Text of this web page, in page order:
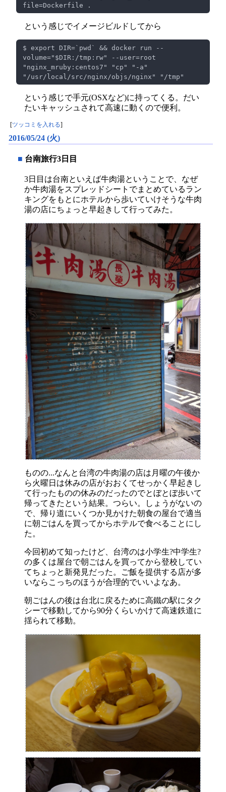
という感じでイメージビルドしてから
$ export DIR=`pwd` && docker run --
volume="$DIR:/tmp:rw" --user=root
"nginx_mruby:centos7" "cp" "-a"
という感じで手元(OSXなど)に持ってくる。だい
たいキャッシュされて高速に動くので便利。
[ツッコミを入れる]
2016/05/24 (火)
■ 台南旅行3日目
3日目は台南といえば牛肉湯ということで、なぜ
か牛肉湯をスプレッドシートでまとめているラン
キングをもとにホテルから歩いていけそうな牛肉
湯の店にちょっと早起きして行ってみた。
ものの...なんと台湾の牛肉湯の店は月曜の午後か
ら火曜日は休みの店がおおくてせっかく早起きし
て行ったものの休みのだったのでとぼとぼ歩いて
帰ってきたという結果。つらい。しょうがないの
で、帰り道にいくつか見かけた朝食の屋台で適当
に朝ごはんを買ってからホテルで食べることにし
た。
今回初めて知ったけど、台湾のは小学生?中学生?
の多くは屋台で朝ごはんを買ってから登校してい
てちょっと新発見だった。ご飯を提供する店が多
いならこっちのほうが合理的でいいよなあ。
朝ごはんの後は台北に戻るために高鐵の駅にタク
シーで移動してから90分くらいかけて高速鉄道に
揺られて移動。